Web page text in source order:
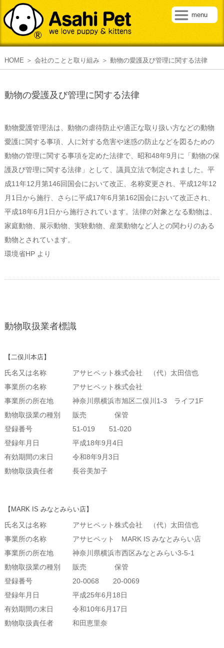
menu
HOME 会社のことと取り組み 動物の愛護及び管理に関する法律
動物の愛護及び管理に関する法律
動物愛護管理法は、動物の虐待防止や適正な取り扱い方などの動物
愛護に関する事項、人に対する危害や迷惑の防止などを図るための
動物の管理に関する事項を定めた法律で、昭和48年9月に「動物の保
護及び管理に関する法律」として、議員立法で制定されました。平
成11年12月第146回国会において改正、名称変更され、平成12年12
月1日から施行、さらに平成17年6月第162国会において改正され、
平成18年6月1日から施行されています。法律の対象となる動物は、
家庭動物、展示動物、実験動物、産業動物など人との関わりのある
動物とされています。
環境省HP より
動物取扱業者標識
【二俣川本店】
氏名又は名称
アサヒペット株式会社 （代）太田信也
事業所の名称
アサヒペット株式会社
事業所の所在地
神奈川県横浜市旭区二俣川1-3 ライフ1F
動物取扱業の種別
販売 保管
登録番号
51-019 51-020
登録年月日
平成18年9月4日
有効期間の末日
令和8年9月3日
動物取扱責任者
長谷美加子
【MARK IS みなとみらい店】
氏名又は名称
アサヒペット株式会社 （代）太田信也
事業所の名称
アサヒペット MARK IS みなとみらい店
事業所の所在地
神奈川県横浜市西区みなとみらい3-5-1
動物取扱業の種別
販売 保管
登録番号
20-0068 20-0069
登録年月日
平成25年6月18日
有効期間の末日
令和10年6月17日
動物取扱責任者
和田恵里奈